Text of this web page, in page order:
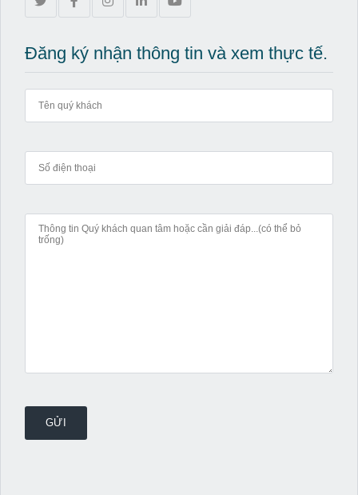
Đăng ký nhận thông tin và xem thực tế.